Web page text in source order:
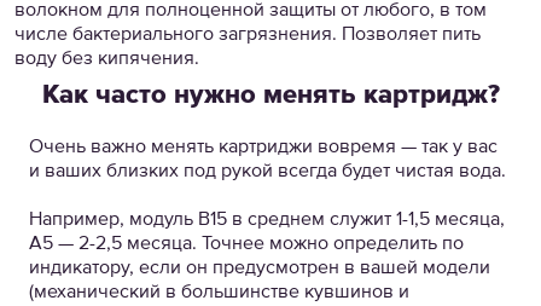
волокном для полноценной защиты от любого, в том
числе бактериального загрязнения. Позволяет пить
воду без кипячения.
Как часто нужно менять картридж?
Очень важно менять картриджи вовремя — так у вас
и ваших близких под рукой всегда будет чистая вода.
Например, модуль B15 в среднем служит 1-1,5 месяца,
А5 — 2-2,5 месяца. Точнее можно определить по
индикатору, если он предусмотрен в вашей модели
(механический в большинстве кувшинов и